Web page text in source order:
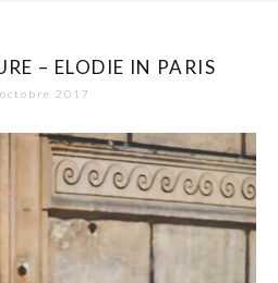
– ELODIE IN PARIS
2017